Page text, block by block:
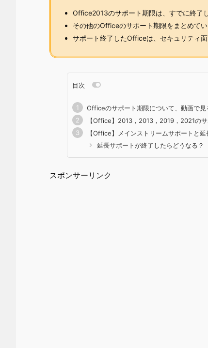
Office2013のサポート期限は、すでに終了
その他のOfficeのサポート期限をまとめて
サポート終了したOfficeは、セキュリティ
目次
Officeのサポート期限について、動画で見
【Office】2013，2013，2019，2021の
【Office】メインストリームサポートと
延長サポートが終了したらどうなる？
スポンサーリンク